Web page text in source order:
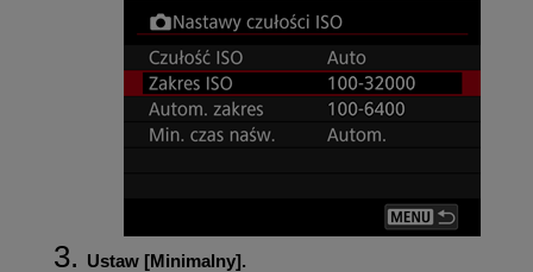
Ustaw [Minimalny].